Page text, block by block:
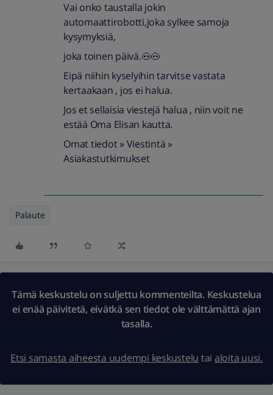
Vai onko taustalla jokin
automaattirobotti,joka sylkee samoja
kysymyksiä,
joka toinen päivä.🐽🐽
Eipä niihin kyselyihin tarvitse vastata
kertaakaan , jos ei halua.
Jos et sellaisia viestejä halua , niin voit ne
estää Oma Elisan kautta.
Omat tiedot » Viestintä »
Asiakastutkimukset
Palaute
Tämä keskustelu on suljettu kommenteilta. Keskustelua
ei enää päivitetä, eivätkä sen tiedot ole välttämättä ajan
tasalla.
Etsi samasta aiheesta uudempi keskustelu tai aloita uusi.